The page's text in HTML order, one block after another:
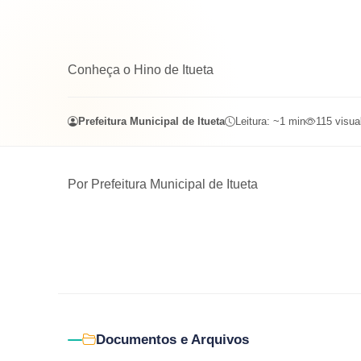
Conheça o Hino de Itueta
Prefeitura Municipal de Itueta Leitura: ~1 min 115
Por Prefeitura Municipal de Itueta
Documentos e Arquivos